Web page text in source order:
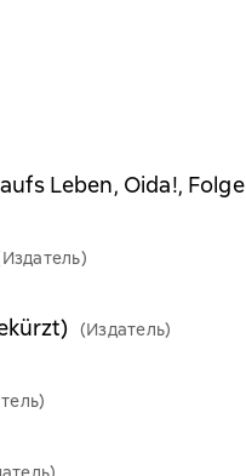
Leben, Oida!,
(Издатель)